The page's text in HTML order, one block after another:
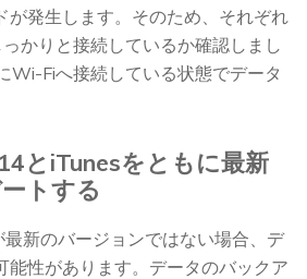
が発生します。そのため、それぞれ
かりと接続しているか確認しまし
Wi-Fiへ接続している状態でデータ
とiTunesをともに最新
トする
新のバージョンではない場合、デ
能性があります。データのバックア